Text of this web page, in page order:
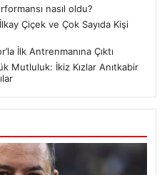
nasıl oldu?
Çiçek ve Çok Sayıda Kişi
İlk Antrenmanına Çıktı
Mutluluk: İkiz Kızlar Anıtkabir